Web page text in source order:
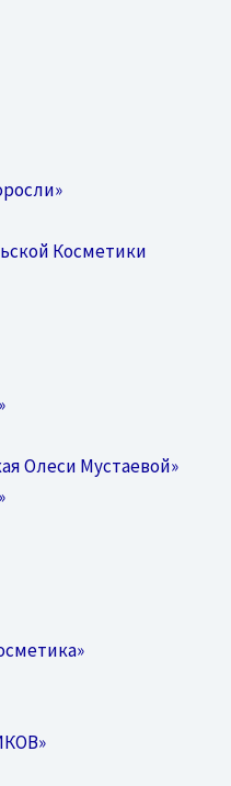
Косметики
Олеси Мустаевой»